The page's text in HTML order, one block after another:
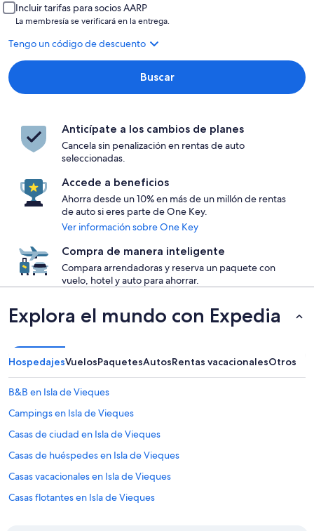
Incluir tarifas para socios AARP
La membresía se verificará en la entrega.
Tengo un código de descuento
Buscar
Anticípate a los cambios de planes
Cancela sin penalización en rentas de auto
seleccionadas.
Accede a beneficios
Ahorra desde un 10% en más de un millón de rentas
de auto si eres parte de One Key.
Ver información sobre One Key
Compra de manera inteligente
Compara arrendadoras y reserva un paquete con
vuelo, hotel y auto para ahorrar.
Explora el mundo con Expedia
HospedajesVuelosPaquetesAutosRentas vacacionalesOtros
B&B en Isla de Vieques
Campings en Isla de Vieques
Casas de ciudad en Isla de Vieques
Casas de huéspedes en Isla de Vieques
Casas vacacionales en Isla de Vieques
Casas flotantes en Isla de Vieques